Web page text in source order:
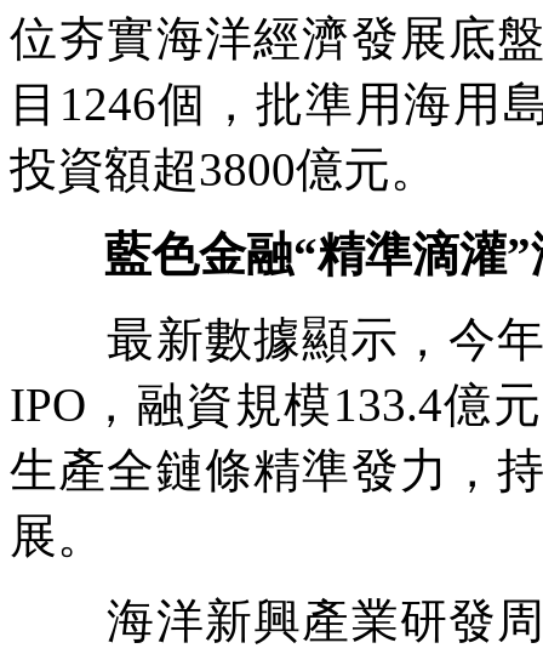
位夯實海洋經濟發展底
目1246個，批準用海用
投資額超3800億元。
藍色金融“精準滴灌
最新數據顯示，今年
IPO，融資規模133.4億
生產全鏈條精準發力，
展。
海洋新興產業研發周